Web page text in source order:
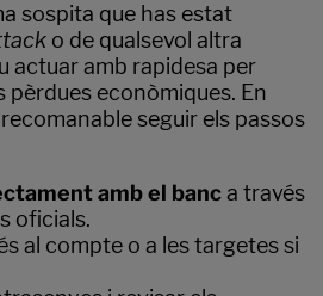
sospita que has estat
o de qualsevol altra
actuar amb rapidesa per
pèrdues econòmiques. En
seguir els passos
amb el banca través
oficials.
al compte o a les targetes si